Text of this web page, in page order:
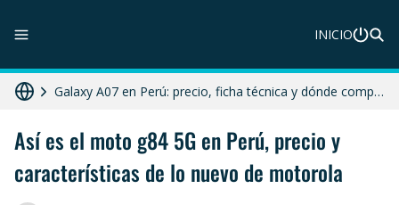
INICIO
Galaxy A07 en Perú: precio, ficha técnica y dónde comprar
Así es el moto g84 5G en Perú, precio y
características de lo nuevo de motorola